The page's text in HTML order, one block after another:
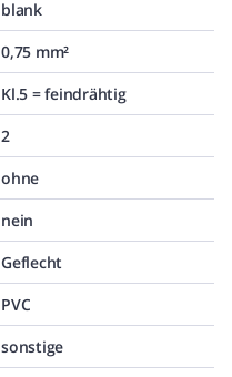
blank
0,75 mm²
Kl.5 = feindrähtig
2
ohne
nein
Geflecht
PVC
sonstige